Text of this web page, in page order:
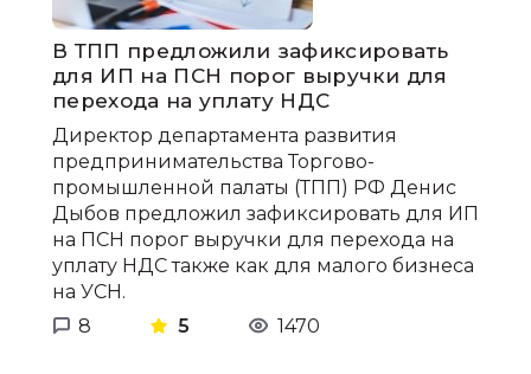
В ТПП предложили зафиксировать
для ИП на ПСН порог выручки для
перехода на уплату НДС
Директор департамента развития
предпринимательства Торгово-
промышленной палаты (ТПП) РФ Денис
Дыбов предложил зафиксировать для ИП
на ПСН порог выручки для перехода на
уплату НДС также как для малого бизнеса
на УСН.
8
5 1470